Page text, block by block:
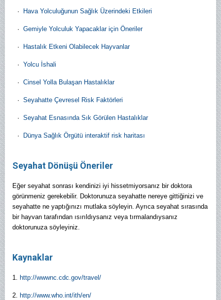
· Hava Yolculuğunun Sağlık Üzerindeki Etkileri
· Gemiyle Yolculuk Yapacaklar için Öneriler
· Hastalık Etkeni Olabilecek Hayvanlar
· Yolcu İshali
· Cinsel Yolla Bulaşan Hastalıklar
· Seyahatte Çevresel Risk Faktörleri
· Seyahat Esnasında Sık Görülen Hastalıklar
· Dünya Sağlık Örgütü interaktif risk haritası
Seyahat Dönüşü Öneriler
Eğer seyahat sonrası kendinizi iyi hissetmiyorsanız bir doktora
görünmeniz gerekebilir. Doktorunuza seyahatte nereye gittiğinizi ve
seyahatte ne yaptığınızı mutlaka söyleyin. Ayrıca seyahat sırasında
bir hayvan tarafından ısırıldıysanız veya tırmalandıysanız
doktorunuza söyleyiniz.
Kaynaklar
1. http://wwwnc.cdc.gov/travel/
2. http://www.who.int/ith/en/